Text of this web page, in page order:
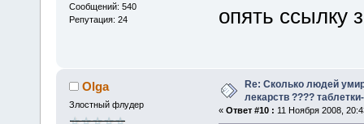
Сообщений: 540
Репутация: 24
опять ссылку
Olga
Злостный флудер
Re: Сколько людей
лекарств ????
« Ответ #10 : 11 Ноября 2008,